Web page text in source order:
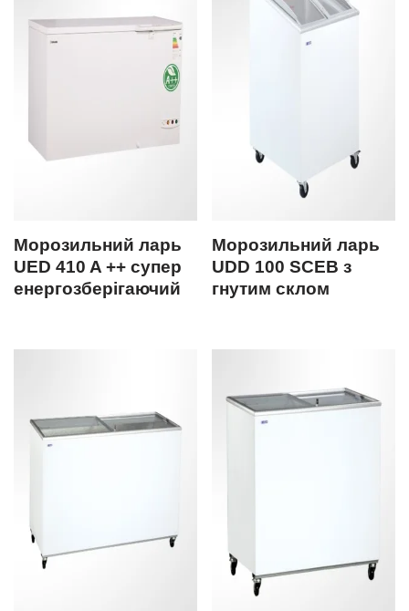
Морозильний ларь
UED 410 A ++ супер
енергозберігаючий
Морозильний ларь
UDD 100 SCEB з
гнутим склом